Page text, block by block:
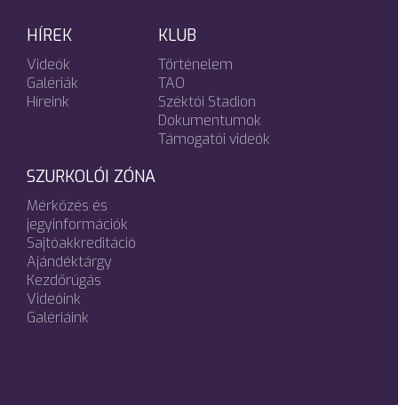
HÍREK
Videók
Galériák
Híreink
KLUB
Történelem
TAO
Széktói Stadion
Dokumentumok
Támogatói videók
SZURKOLÓI ZÓNA
Mérkőzés és
jegyinformációk
Sajtóakkreditáció
Ajándéktárgy
Kezdőrúgás
Videóink
Galériáink